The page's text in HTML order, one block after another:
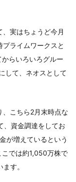
実はちょうど今月
プライムワークスと
らいろいろグルー
して、ネオスとして
こちら2月末時点な
、資金調達をしてお
が増えているという
こでは約1,050万株で
す。